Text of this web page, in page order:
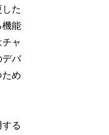
た
機能
ャ
デバ
ため
る